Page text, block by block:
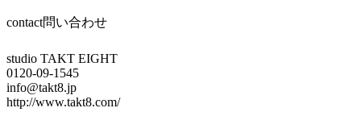
contact問い合わせ
studio TAKT EIGHT
0120-09-1545
info@takt8.jp
http://www.takt8.com/